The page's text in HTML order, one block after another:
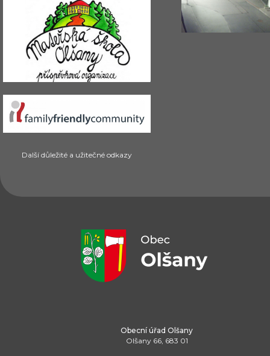
Další důležité a užitečné odkazy
Obecní úřad Olšany
Olšany 66, 683 01